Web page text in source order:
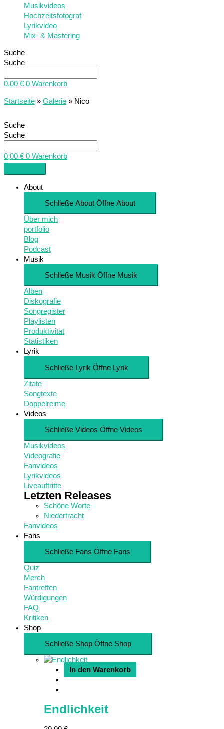
Musikvideos
Hochzeitsfotograf
Lyrikvideo
Mix- & Mastering
Suche
Suche
0,00 € 0 Warenkorb
Startseite » Galerie » Nico
Suche
Suche
0,00 € 0 Warenkorb
About
Schließe About Öffne About
Über mich
portfolio
Blog
Podcast
Musik
Schließe Musik Öffne Musik
Alben
Diskografie
Songregister
Playlisten
Produktivität
Statistiken
Lyrik
Schließe Lyrik Öffne Lyrik
Zitate
Songtexte
Doppelreime
Videos
Schließe Videos Öffne Videos
Musikvideos
Videografie
Fanvideos
Lyrikvideos
Liveauftritte
Letzten Releases
Schöne Worte
Niedertracht
Fanvideos
Fans
Schließe Fans Öffne Fans
Quiz
Merch
Fantreffen
Würdigungen
FAQ
Kritiken
Shop
Schließe Shop Öffne Shop
In den Warenkorb
Endlichkeit